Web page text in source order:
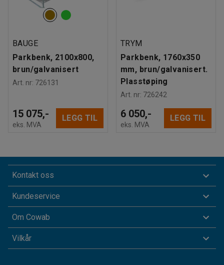
BAUGE
Parkbenk, 2100x800,
brun/galvanisert
Art. nr: 726131
15 075,-
eks. MVA
LEGG TIL
TRYM
Parkbenk, 1760x350
mm, brun/galvanisert.
Plasstøping
Art. nr: 726242
6 050,-
eks. MVA
LEGG TIL
Kontakt oss
Kundeservice
Om Cowab
Vilkår